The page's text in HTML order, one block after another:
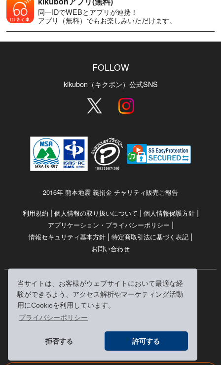
当サイトは、お客様がウェブサイトにおいて最適な経
験ができるよう、アクセス解析やマーケティング活動
用にCookieを利用しています。
プライバシーポリシー
拒否する 許可する
同一IDでWEBとアプリが連携！
アプリ（無料）でもお楽しみいただけます。
FOLLOW
kikubon（キクボン）公式SNS
2016年 熊本地震 義捐金 チャリティ販売ご報告
利用規約 | 個人情報の取り扱いについて | 個人情報保護方針|
アプリケーション・プライバシーポリシー |
情報セキュリティ基本方針 | 特定商取引法に基づく表記 |
お問い合わせ
© RRJ Inc.
（kikubon/キクボン/きく本/きくほん/キクホン）は
株式会社RRJの登録商標です。